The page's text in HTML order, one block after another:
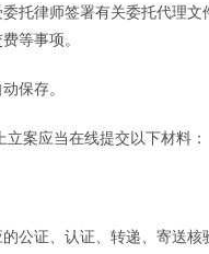
托律师签署有关委托代理
等事项。
保存。
案应当在线提交以下材料：
公证、认证、转递、寄送核